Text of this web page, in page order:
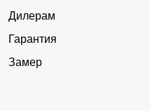
Дилерам
Гарантия
Замер